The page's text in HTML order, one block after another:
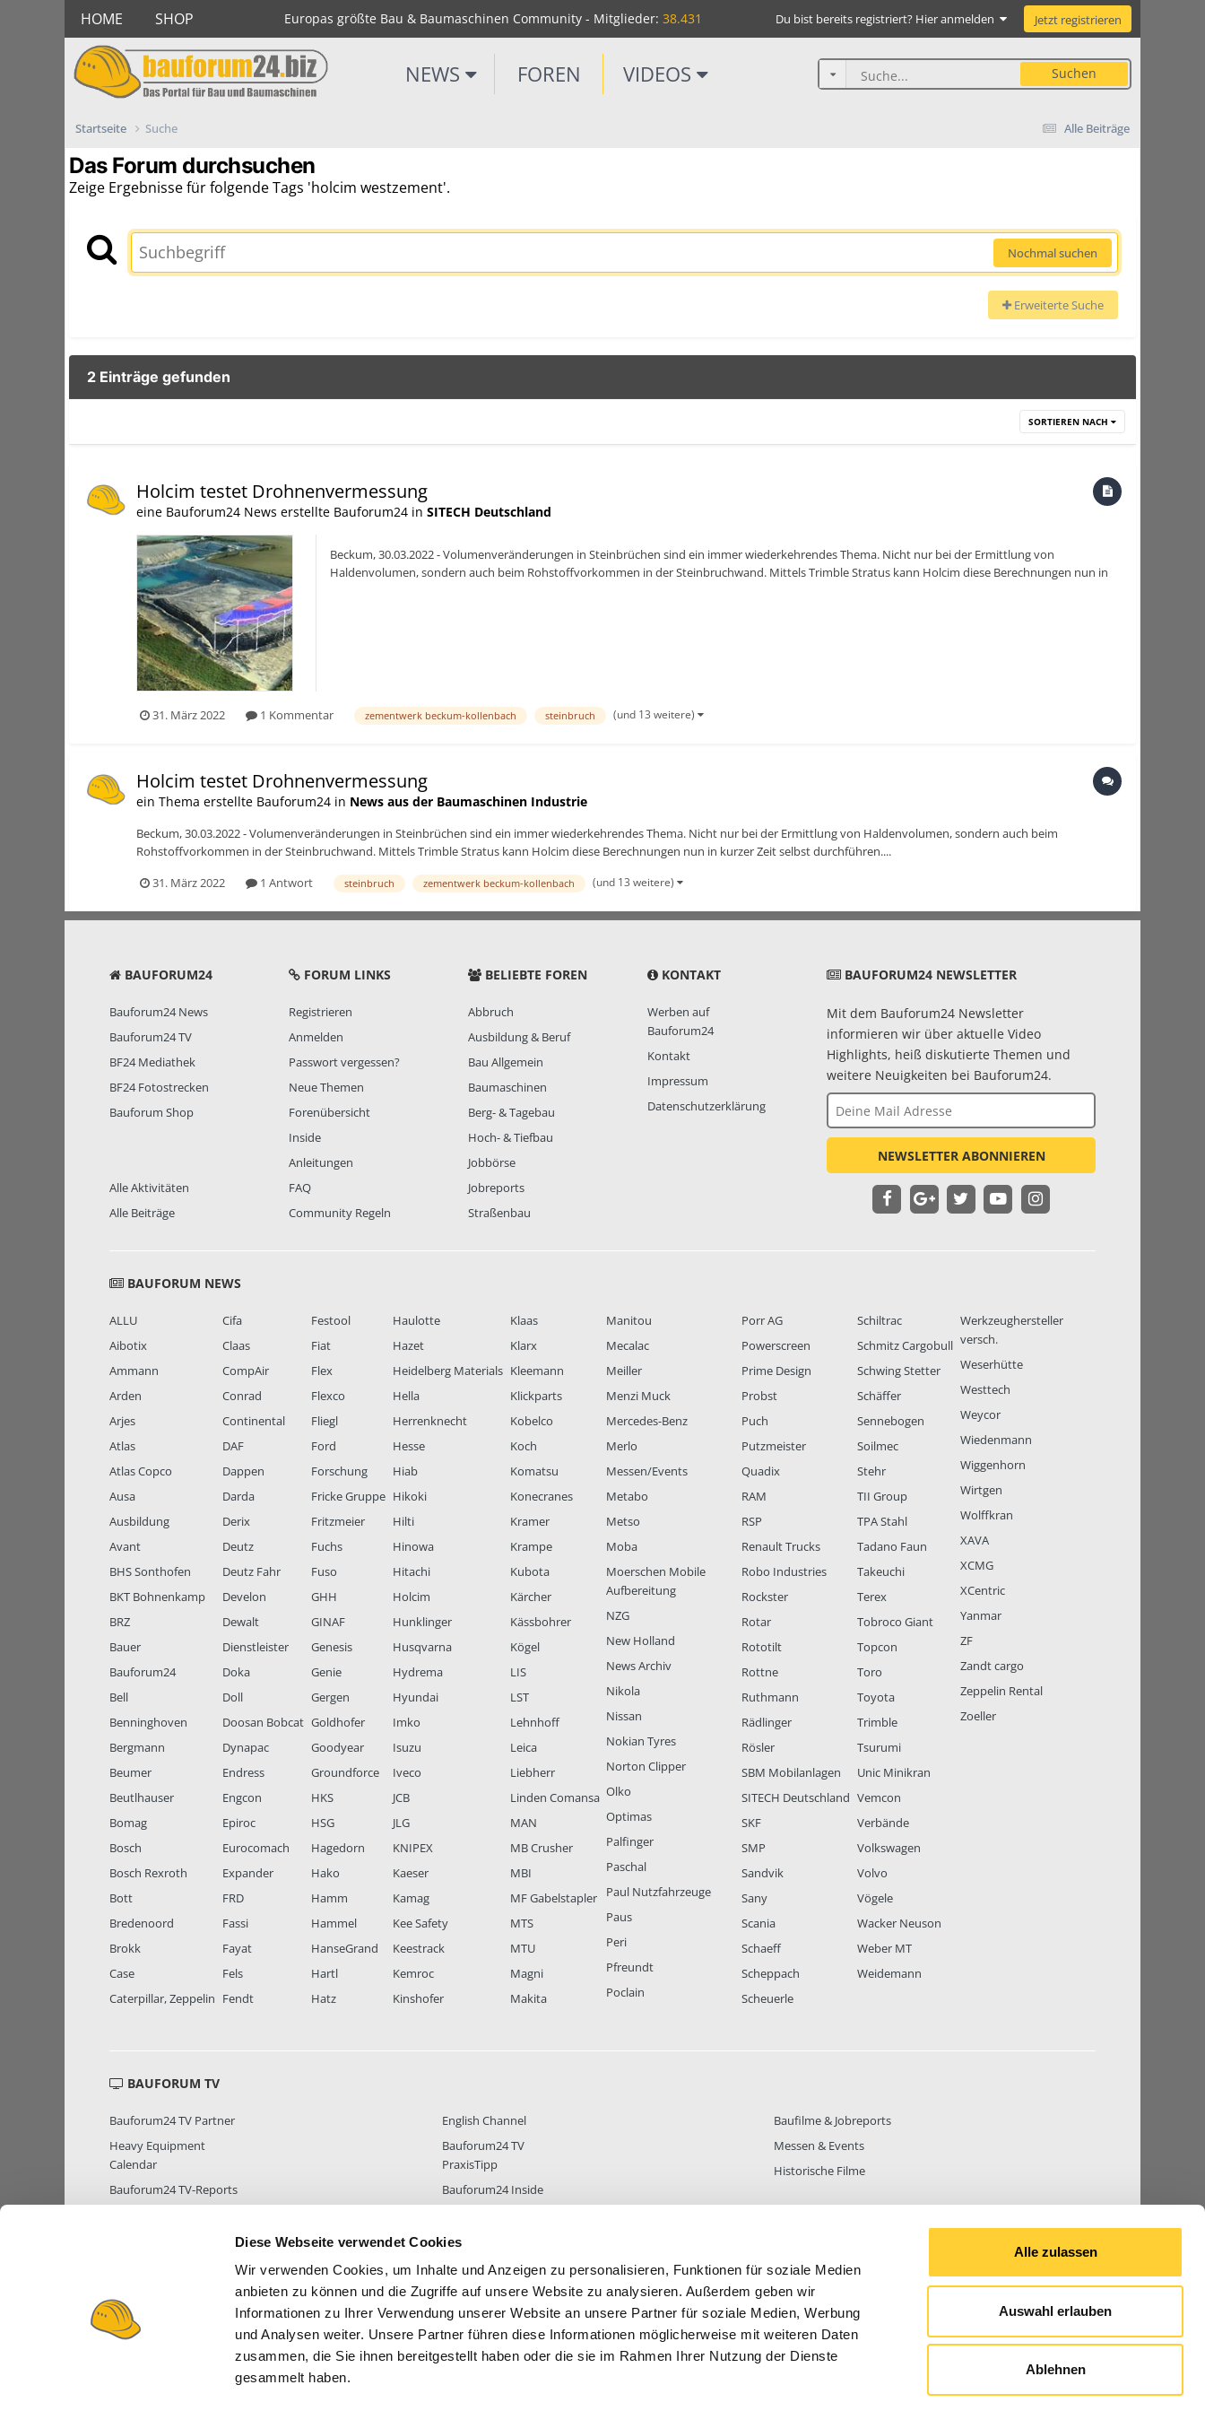
Diese Webseite verwendet Cookies
Wir verwenden Cookies, um Inhalte und Anzeigen zu personalisieren, Funktionen für soziale Medien
anbieten zu können und die Zugriffe auf unsere Website zu analysieren. Außerdem geben wir
Informationen zu Ihrer Verwendung unserer Website an unsere Partner für soziale Medien, Werbung
und Analysen weiter. Unsere Partner führen diese Informationen möglicherweise mit weiteren Daten
zusammen, die Sie ihnen bereitgestellt haben oder die sie im Rahmen Ihrer Nutzung der Dienste
gesammelt haben.
Alle zulassen
Auswahl erlauben
Ablehnen
HOME SHOP Europas größte Bau & Baumaschinen Community - Mitglieder: 38.431 Du bist bereits registriert? Hier anmelden Jetzt registrieren
NEWS FOREN VIDEOS Suchen
Alle Beiträge
Startseite Suche
Das Forum durchsuchen
Zeige Ergebnisse für folgende Tags 'holcim westzement'.
Nochmal suchen
Erweiterte Suche
2 Einträge gefunden
SORTIEREN NACH
Holcim testet Drohnenvermessung
eine Bauforum24 News erstellte Bauforum24 in SITECH Deutschland
Beckum, 30.03.2022 - Volumenveränderungen in Steinbrüchen sind ein immer wiederkehrendes Thema. Nicht nur bei der Ermittlung von
Haldenvolumen, sondern auch beim Rohstoffvorkommen in der Steinbruchwand. Mittels Trimble Stratus kann Holcim diese Berechnungen nun in
31. März 2022 1 Kommentar zementwerk beckum-kollenbach steinbruch (und 13 weitere)
Holcim testet Drohnenvermessung
ein Thema erstellte Bauforum24 in News aus der Baumaschinen Industrie
Beckum, 30.03.2022 - Volumenveränderungen in Steinbrüchen sind ein immer wiederkehrendes Thema. Nicht nur bei der Ermittlung von Haldenvolumen, sondern auch beim
Rohstoffvorkommen in der Steinbruchwand. Mittels Trimble Stratus kann Holcim diese Berechnungen nun in kurzer Zeit selbst durchführen....
31. März 2022
1 Antwort steinbruch zementwerk beckum-kollenbach (und 13 weitere)
BAUFORUM24
Bauforum24 News
Bauforum24 TV
BF24 Mediathek
BF24 Fotostrecken
Bauforum Shop
Alle Aktivitäten
Alle Beiträge
FORUM LINKS
Registrieren
Anmelden
Passwort vergessen?
Neue Themen
Forenübersicht
Inside
Anleitungen
FAQ
Community Regeln
BELIEBTE FOREN
Abbruch
Ausbildung & Beruf
Bau Allgemein
Baumaschinen
Berg- & Tagebau
Hoch- & Tiefbau
Jobbörse
Jobreports
Straßenbau
KONTAKT
Werben auf
Bauforum24
Kontakt
Impressum
Datenschutzerklärung
BAUFORUM24 NEWSLETTER
Mit dem Bauforum24 Newsletter
informieren wir über aktuelle Video
Highlights, heiß diskutierte Themen und
weitere Neuigkeiten bei Bauforum24.
NEWSLETTER ABONNIEREN
BAUFORUM NEWS
ALLU
Aibotix
Ammann
Arden
Arjes
Atlas
Atlas Copco
Ausa
Ausbildung
Avant
BHS Sonthofen
BKT Bohnenkamp
BRZ
Bauer
Bauforum24
Bell
Benninghoven
Bergmann
Beumer
Beutlhauser
Bomag
Bosch
Bosch Rexroth
Bott
Bredenoord
Brokk
Case
Caterpillar, Zeppelin
Cifa
Claas
CompAir
Conrad
Continental
DAF
Dappen
Darda
Derix
Deutz
Deutz Fahr
Develon
Dewalt
Dienstleister
Doka
Doll
Doosan Bobcat
Dynapac
Endress
Engcon
Epiroc
Eurocomach
Expander
FRD
Fassi
Fayat
Fels
Fendt
Festool
Fiat
Flex
Flexco
Fliegl
Ford
Forschung
Fricke Gruppe
Fritzmeier
Fuchs
Fuso
GHH
GINAF
Genesis
Genie
Gergen
Goldhofer
Goodyear
Groundforce
HKS
HSG
Hagedorn
Hako
Hamm
Hammel
HanseGrand
Hartl
Hatz
Haulotte
Hazet
Heidelberg Materials
Hella
Herrenknecht
Hesse
Hiab
Hikoki
Hilti
Hinowa
Hitachi
Holcim
Hunklinger
Husqvarna
Hydrema
Hyundai
Imko
Isuzu
Iveco
JCB
JLG
KNIPEX
Kaeser
Kamag
Kee Safety
Keestrack
Kemroc
Kinshofer
Klaas
Klarx
Kleemann
Klickparts
Kobelco
Koch
Komatsu
Konecranes
Kramer
Krampe
Kubota
Kärcher
Kässbohrer
Kögel
LIS
LST
Lehnhoff
Leica
Liebherr
Linden Comansa
MAN
MB Crusher
MBI
MF Gabelstapler
MTS
MTU
Magni
Makita
Manitou
Mecalac
Meiller
Menzi Muck
Mercedes-Benz
Merlo
Messen/Events
Metabo
Metso
Moba
Moerschen Mobile
Aufbereitung
NZG
New Holland
News Archiv
Nikola
Nissan
Nokian Tyres
Norton Clipper
Olko
Optimas
Palfinger
Paschal
Paul Nutzfahrzeuge
Paus
Peri
Pfreundt
Poclain
Porr AG
Powerscreen
Prime Design
Probst
Puch
Putzmeister
Quadix
RAM
RSP
Renault Trucks
Robo Industries
Rockster
Rotar
Rototilt
Rottne
Ruthmann
Rädlinger
Rösler
SBM Mobilanlagen
SITECH Deutschland
SKF
SMP
Sandvik
Sany
Scania
Schaeff
Scheppach
Scheuerle
Schiltrac
Schmitz Cargobull
Schwing Stetter
Schäffer
Sennebogen
Soilmec
Stehr
TII Group
TPA Stahl
Tadano Faun
Takeuchi
Terex
Tobroco Giant
Topcon
Toro
Toyota
Trimble
Tsurumi
Unic Minikran
Vemcon
Verbände
Volkswagen
Volvo
Vögele
Wacker Neuson
Weber MT
Weidemann
Werkzeughersteller
versch.
Weserhütte
Westtech
Weycor
Wiedenmann
Wiggenhorn
Wirtgen
Wolffkran
XAVA
XCMG
XCentric
Yanmar
ZF
Zandt cargo
Zeppelin Rental
Zoeller
BAUFORUM TV
Bauforum24 TV Partner
Heavy Equipment
Calendar
Bauforum24 TV-Reports
English Channel
Bauforum24 TV
PraxisTipp
Bauforum24 Inside
Baufilme & Jobreports
Messen & Events
Historische Filme
MITGLIEDER STATISTIK MITGLIEDER38.431 FOREN STATISTIK ALLE THEMEN BEITRÄGE GESAMT842.648
© 2026 Bauforum24.biz